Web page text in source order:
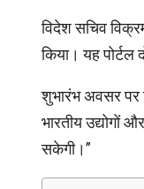
विदेश सचिव
किया। यह
शुभारंभ अवसर पर
भारतीय उद्योगों
सकेगी।”